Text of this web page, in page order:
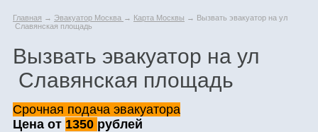
Главная → Эвакуатор Москва → Карта Москвы → Вызвать эвакуатор на ул
Славянская площадь
Вызвать эвакуатор на ул
Славянская площадь
Срочная подача эвакуатора
Цена от 1350 рублей